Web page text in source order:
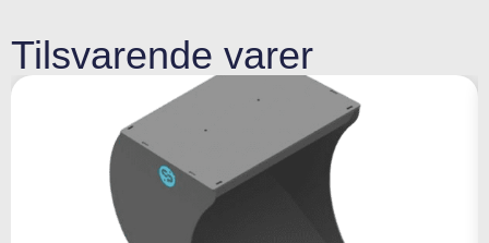
Tilsvarende varer